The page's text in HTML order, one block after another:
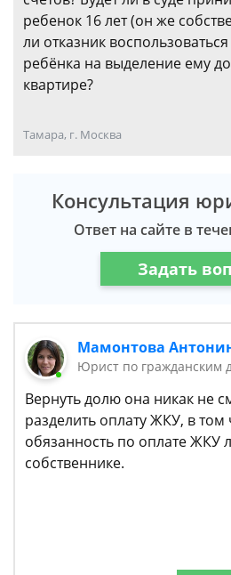
ребенок 16 лет (он же
ли отказник
ребёнка на выделение ему
квартире?
Тамара, г. Москва
Консультация
Ответ на сайте в
Задать
Мамонтова
Юрист по гражданским
Вернуть долю она никак не
разделить оплату ЖКУ, в том
обязанность по оплате ЖКУ
собственнике.